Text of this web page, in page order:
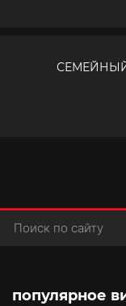
популярное